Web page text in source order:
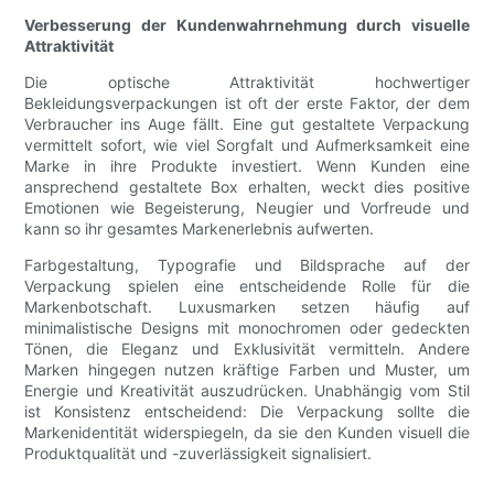
Verbesserung der Kundenwahrnehmung durch visuelle
Attraktivität
Die optische Attraktivität hochwertiger
Bekleidungsverpackungen ist oft der erste Faktor, der dem
Verbraucher ins Auge fällt. Eine gut gestaltete Verpackung
vermittelt sofort, wie viel Sorgfalt und Aufmerksamkeit eine
Marke in ihre Produkte investiert. Wenn Kunden eine
ansprechend gestaltete Box erhalten, weckt dies positive
Emotionen wie Begeisterung, Neugier und Vorfreude und
kann so ihr gesamtes Markenerlebnis aufwerten.
Farbgestaltung, Typografie und Bildsprache auf der
Verpackung spielen eine entscheidende Rolle für die
Markenbotschaft. Luxusmarken setzen häufig auf
minimalistische Designs mit monochromen oder gedeckten
Tönen, die Eleganz und Exklusivität vermitteln. Andere
Marken hingegen nutzen kräftige Farben und Muster, um
Energie und Kreativität auszudrücken. Unabhängig vom Stil
ist Konsistenz entscheidend: Die Verpackung sollte die
Markenidentität widerspiegeln, da sie den Kunden visuell die
Produktqualität und -zuverlässigkeit signalisiert.